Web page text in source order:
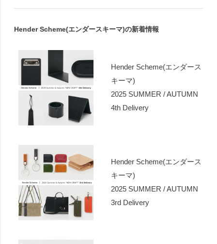
Hender Scheme(エンダースキーマ)の新着情報
Hender Scheme(エンダース
キーマ)
2025 SUMMER / AUTUMN
4th Delivery
Hender Scheme(エンダース
キーマ)
2025 SUMMER / AUTUMN
3rd Delivery